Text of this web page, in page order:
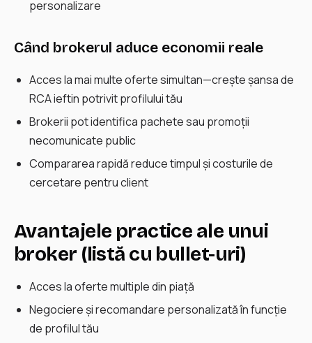
personalizare
Când brokerul aduce economii reale
Acces la mai multe oferte simultan—crește șansa de
RCA ieftin potrivit profilului tău
Brokerii pot identifica pachete sau promoții
necomunicate public
Compararea rapidă reduce timpul și costurile de
cercetare pentru client
Avantajele practice ale unui
broker (listă cu bullet-uri)
Acces la oferte multiple din piață
Negociere și recomandare personalizată în funcție
de profilul tău